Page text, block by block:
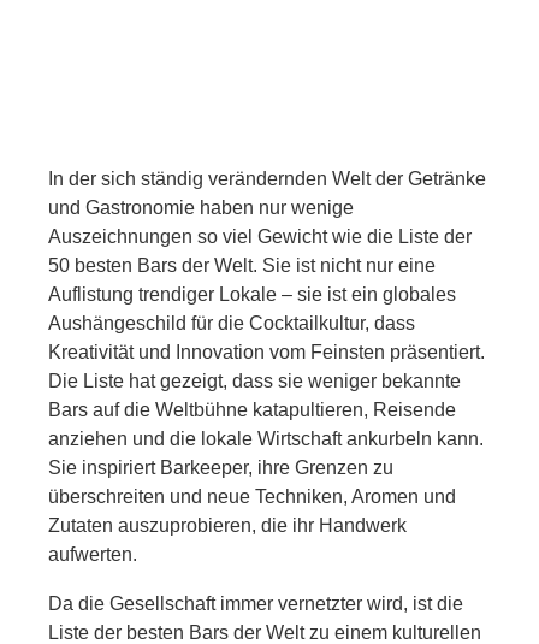
In der sich ständig verändernden Welt der Getränke
und Gastronomie haben nur wenige
Auszeichnungen so viel Gewicht wie die Liste der
50 besten Bars der Welt. Sie ist nicht nur eine
Auflistung trendiger Lokale – sie ist ein globales
Aushängeschild für die Cocktailkultur, dass
Kreativität und Innovation vom Feinsten präsentiert.
Die Liste hat gezeigt, dass sie weniger bekannte
Bars auf die Weltbühne katapultieren, Reisende
anziehen und die lokale Wirtschaft ankurbeln kann.
Sie inspiriert Barkeeper, ihre Grenzen zu
überschreiten und neue Techniken, Aromen und
Zutaten auszuprobieren, die ihr Handwerk
aufwerten.
Da die Gesellschaft immer vernetzter wird, ist die
Liste der besten Bars der Welt zu einem kulturellen